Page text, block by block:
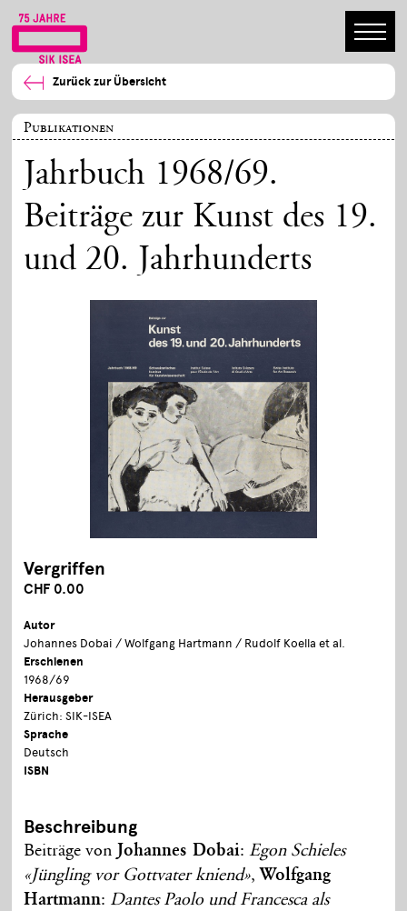
Zurück zur Übersicht
Publikationen
Jahrbuch 1968/69.
Beiträge zur Kunst des 19.
und 20. Jahrhunderts
Vergriffen
CHF 0.00
Autor
Johannes Dobai / Wolfgang Hartmann / Rudolf Koella et al.
Erschienen
1968/69
Herausgeber
Zürich: SIK-ISEA
Sprache
Deutsch
ISBN
Beschreibung
Beiträge von Johannes Dobai:Egon Schieles
«Jüngling vor Gottvater kniend», Wolfgang
Hartmann: Dantes Paolo und Francesca als